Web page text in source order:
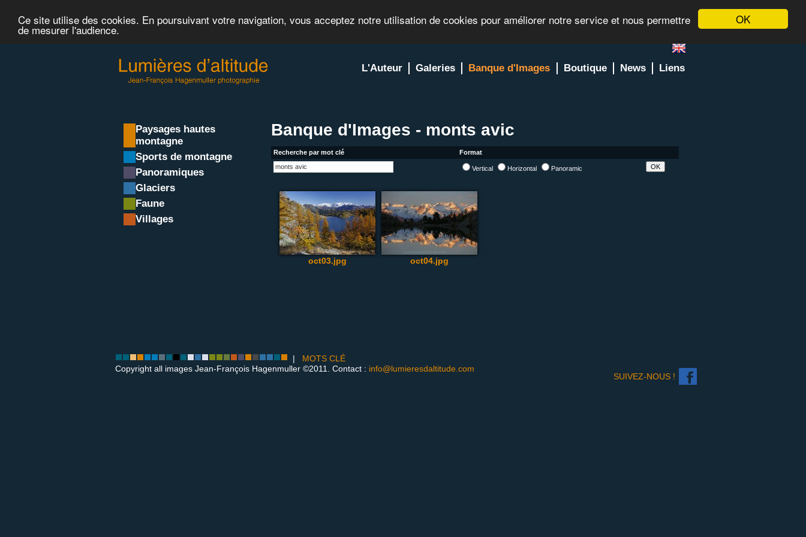
OK
Ce site utilise des cookies. En poursuivant votre navigation, vous acceptez notre utilisation de cookies pour améliorer notre service et nous permettre
de mesurer l'audience.
L'Auteur Galeries Banque d'Images Boutique News Liens
Paysages hautes
montagne
Sports de montagne
Panoramiques
Glaciers
Faune
Villages
Banque d'Images - monts avic
Recherche par mot clé Format
Vertical Horizontal Panoramic
oct03.jpg oct04.jpg
| MOTS CLÉ
Copyright all images Jean-François Hagenmuller ©2011. Contact : info@lumieresdaltitude.com
SUIVEZ-NOUS !